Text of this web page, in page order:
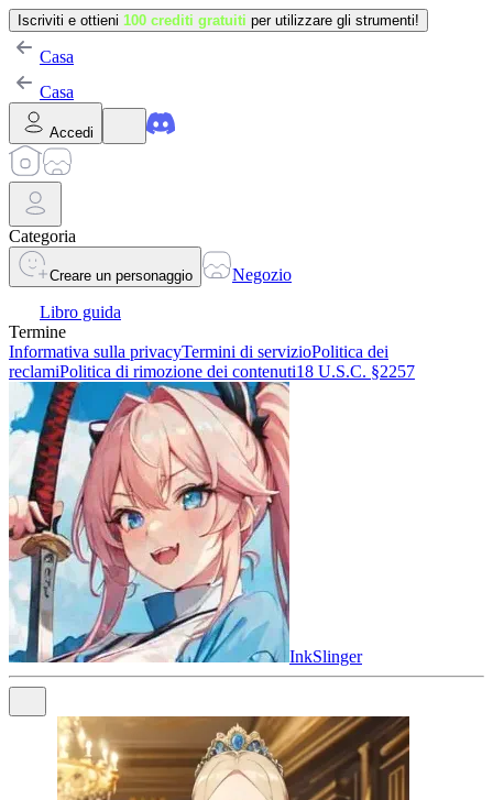
Iscriviti e ottieni 100 crediti gratuiti per utilizzare gli strumenti!
Casa
Casa
Accedi
Categoria
Creare un personaggio
Negozio
Libro guida
Termine
Informativa sulla privacyTermini di servizioPolitica dei
reclamiPolitica di rimozione dei contenuti18 U.S.C. §2257
InkSlinger